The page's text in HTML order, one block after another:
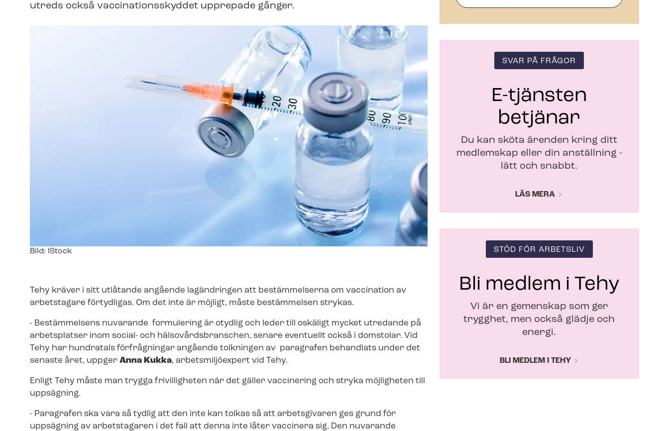
utreds också vac­ci­na­tions­skyd­det upprepade gånger.
Image
Bild: IStock
Tehy kräver i sitt utlåtande angående lagändringen att bestämmelserna om vaccination av
arbetstagare förtydligas. Om det inte är möjligt, måste bestämmelsen strykas.
- Bestämmelsens nuvarande formulering är otydlig och leder till oskäligt mycket utredande på
arbetsplatser inom social- och häl­so­vårds­bran­schen, senare eventuellt också i domstolar. Vid
Tehy har hundratals förfrågningar angående tolkningen av paragrafen behandlats under det
senaste året, uppger Anna Kukka, arbetsmiljöexpert vid Tehy.
Enligt Tehy måste man trygga frivilligheten när det gäller vaccinering och stryka möjligheten till
uppsägning.
- Paragrafen ska vara så tydlig att den inte kan tolkas så att arbetsgivaren ges grund för
uppsägning av arbetstagaren i det fall att denna inte låter vaccinera sig. Den nuvarande
t
SVAR PÅ FRÅGOR
E-tjänsten
betjänar
Du kan sköta ärenden kring ditt
medlemskap eller din anställning -
lätt och snabbt.
LÄS MERA
STÖD FÖR ARBETSLIV
Bli medlem i Tehy
Vi är en gemenskap som ger
trygghet, men också glädje och
energi.
BLI MEDLEM I TEHY